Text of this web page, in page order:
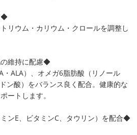
◆
リウム・カリウム・クロールを調整し
維持に配慮◆
・ALA）、オメガ6脂肪酸（リノール
ン酸）をバランス良く配合。健康的な
ートします。
ンE、ビタミンC、タウリン）を配合◆